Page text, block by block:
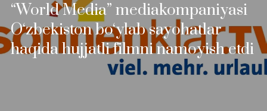
“World Media” mediakompaniyasi
O‘zbekiston bo‘ylab sayohatlar
haqida hujjatli filmni namoyish etdi